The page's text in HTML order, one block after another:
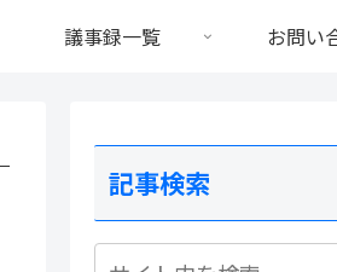
議事録一覧 お問い
記事検索